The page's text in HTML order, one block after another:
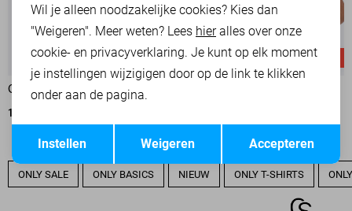
-20%
ONLY T-SHIRT
19,95
-20%
ONLY SALE ONLY BASICS NIEUW ONLY T-SHIRTS
Terug Opslaan
Wil je alleen noodzakelijke cookies? Kies dan
"Weigeren". Meer weten? Lees hieralles over onze
cookie- en privacyverklaring. Je kunt op elk moment
je instellingen wijzigigen door op de link te klikken
onder aan de pagina.
Accepteren
Weigeren
Instellen